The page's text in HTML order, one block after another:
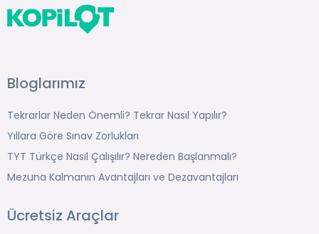
Bloglarımız
Tekrarlar Neden Önemli? Tekrar Nasıl Yapılır?
Yıllara Göre Sınav Zorlukları
TYT Türkçe Nasıl Çalışılır? Nereden Başlanmalı?
Mezuna Kalmanın Avantajları ve Dezavantajları
Ücretsiz Araçlar